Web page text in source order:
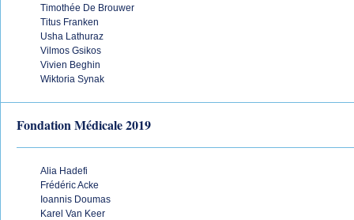
Timothée De Brouwer
Titus Franken
Usha Lathuraz
Vilmos Gsikos
Vivien Beghin
Wiktoria Synak
Fondation Médicale 2019
Alia Hadefi
Frédéric Acke
Ioannis Doumas
Karel Van Keer